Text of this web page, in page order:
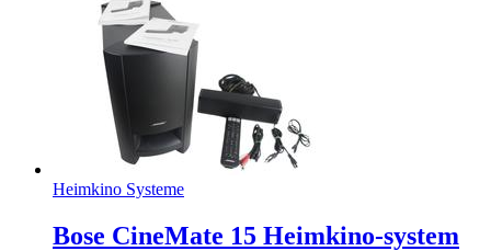
Heimkino Systeme
Bose CineMate 15 Heimkino-system